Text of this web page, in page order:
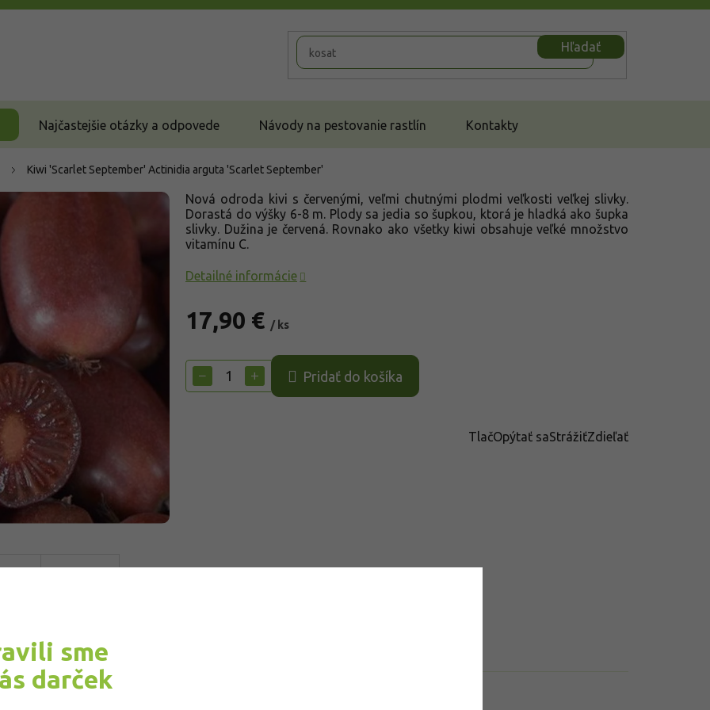
Hľadať
Najčastejšie otázky a odpovede Návody na pestovanie rastlín Kontakty
Kiwi 'Scarlet September' Actinidia arguta 'Scarlet September'
17,90 € / ks
cena:
+
− Pridať do košíka
Nová odroda kivi s červenými, veľmi chutnými plodmi veľkosti veľkej slivky.
Dorastá do výšky 6-8 m. Plody sa jedia so šupkou, ktorá je hladká ako šupka
slivky. Dužina je červená. Rovnako ako všetky kiwi obsahuje veľké množstvo
vitamínu C.
Detailné informácie
TlačOpýtať saStrážiťZdieľať
sme
darček